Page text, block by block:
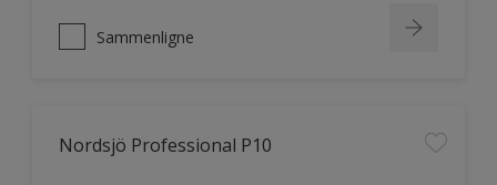
Sammenligne
Nordsjö Professional P10